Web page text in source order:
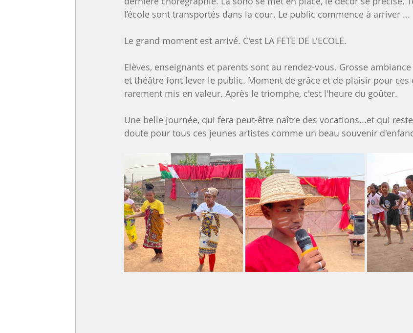
l’école sont transportés dans la cour. Le public commence à arriver ...
Le grand moment est arrivé. C'est LA FETE DE L'ECOLE.
Elèves, enseignants et parents sont au rendez-vous. Grosse
et théâtre font lever le public. Moment de grâce et de plaisir pour ces
rarement mis en valeur. Après le triomphe, c'est l'heure du goûter.
Une belle journée, qui fera peut-être naître des vocations...et qui
doute pour tous ces jeunes artistes comme un beau souvenir